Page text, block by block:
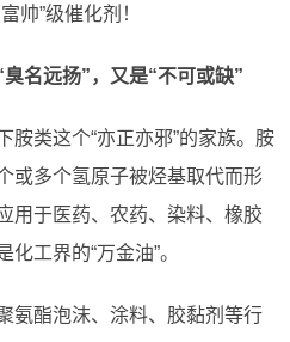
帅”级催化剂！
名远扬”，又是“不可或缺”
胺类这个“亦正亦邪”的家族。胺
或多个氢原子被烃基取代而形
用于医药、农药、染料、橡胶
工界的“万金油”。
氨酯泡沫、涂料、胶黏剂等行